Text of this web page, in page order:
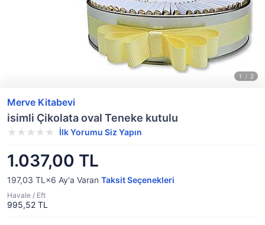
Merve Kitabevi
isimli Çikolata oval Teneke kutulu
İlk Yorumu Siz Yapın
1.037,00 TL
197,03 TL×6 Ay'a Varan Taksit Seçenekleri
Havale / Eft
995,52 TL